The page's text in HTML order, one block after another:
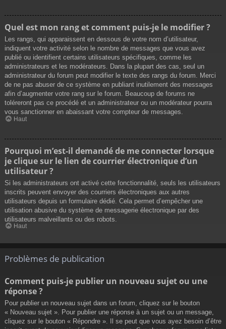
Quel est mon rang et comment puis-je le modifier ?
Les rangs, qui apparaissent en dessous de votre nom d’utilisateur,
indiquent votre activité selon le nombre de messages que vous avez
publié ou identifient certains utilisateurs spécifiques, comme les
administrateurs et les modérateurs. Dans la plupart des cas, seul un
administrateur du forum peut modifier le texte des rangs du forum. Merci
de ne pas abuser de ce système en publiant inutilement des messages
afin d’augmenter votre rang sur le forum. Beaucoup de forums ne
toléreront pas ce procédé et un administrateur ou un modérateur pourra
vous sanctionner en abaissant votre compteur de messages.
Haut
Pourquoi m’est-il demandé de me connecter lorsque
je clique sur le lien de courrier électronique d’un
utilisateur ?
Si les administrateurs ont activé cette fonctionnalité, seuls les utilisateurs
inscrits peuvent envoyer des courriers électroniques aux autres
utilisateurs depuis un formulaire dédié. Cela permet d’empêcher une
utilisation abusive du système de messagerie électronique par des
utilisateurs malveillants ou des robots.
Haut
Problèmes de publication
Comment puis-je publier un nouveau sujet ou une
réponse ?
Pour publier un nouveau sujet dans un forum, cliquez sur le bouton
« Nouveau sujet ». Pour publier une réponse à un sujet ou un message,
cliquez sur le bouton « Répondre ». Il se peut que vous ayez besoin d’être